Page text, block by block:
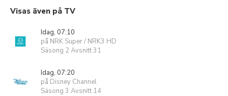
Visas även på TV
Idag, 07:10
på NRK Super / NRK3 HD
Säsong 2 Avsnitt 31
Idag, 07:20
på Disney Channel
Säsong 3 Avsnitt 14